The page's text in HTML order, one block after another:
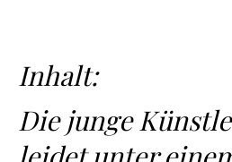
Inhalt:
Die junge